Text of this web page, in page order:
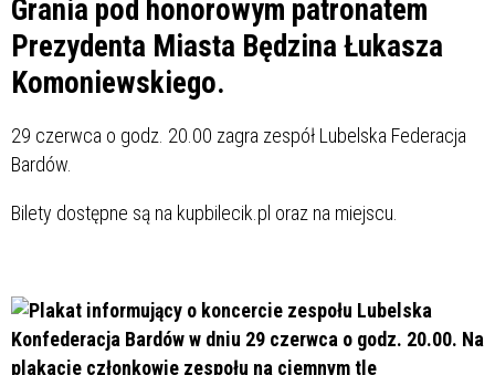
Grania pod honorowym patronatem
Prezydenta Miasta Będzina Łukasza
Komoniewskiego.
29 czerwca o godz. 20.00 zagra zespół Lubelska Federacja
Bardów.
Bilety dostępne są na kupbilecik.pl oraz na miejscu.